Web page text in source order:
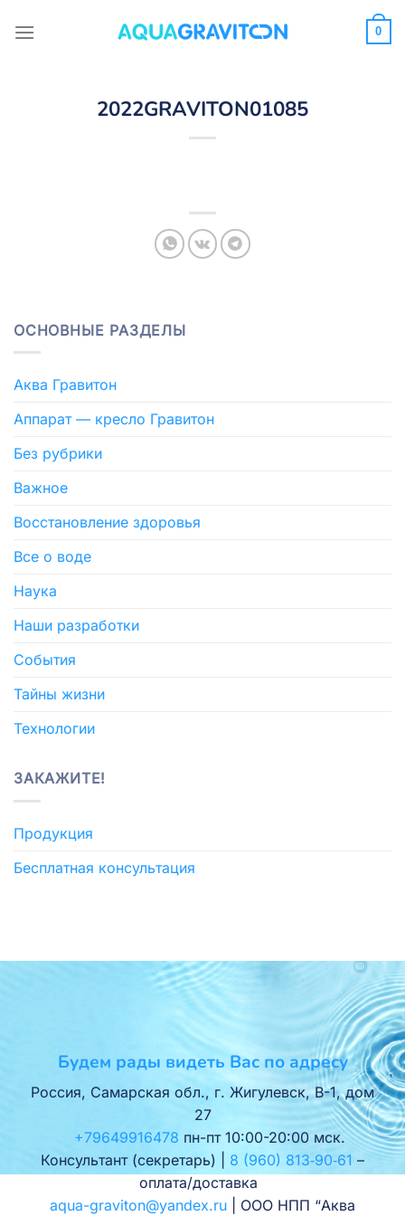
0
2022GRAVITON01085
ОСНОВНЫЕ РАЗДЕЛЫ
Аква Гравитон
Аппарат — кресло Гравитон
Без рубрики
Важное
Восстановление здоровья
Все о воде
Наука
Наши разработки
События
Тайны жизни
Технологии
ЗАКАЖИТЕ!
Продукция
Бесплатная консультация
Будем рады видеть Вас по адресу
Россия, Самарская обл., г. Жигулевск, В-1, дом
27
+79649916478 пн-пт 10:00-20:00 мск.
Консультант (секретарь) | 8 (960) 813‑90‑61 –
оплата/доставка
aqua-graviton@yandex.ru | ООО НПП “Аква